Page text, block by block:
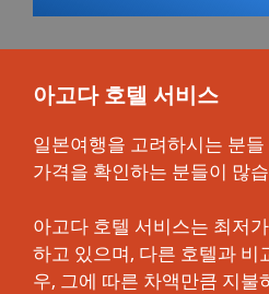
아고다 호텔 서비스
일본여행을 고려하시는 분
가격을 확인하는 분들이 많
아고다 호텔 서비스는 최저
하고 있으며, 다른 호텔과 비
우, 그에 따른 차액만큼 지불